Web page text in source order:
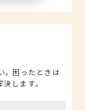
｡ 困ったときは
します｡